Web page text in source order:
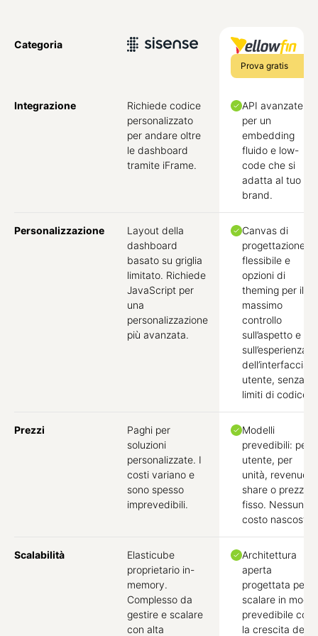
Categoria
Prova gratis
Integrazione
Richiede codice
personalizzato
per andare oltre
le dashboard
tramite iFrame.
API avanzate
per un
embedding
fluido e low-
code che si
adatta al tuo
brand.
Personalizzazione
Layout della
dashboard
basato su griglia
limitato. Richiede
JavaScript per
una
personalizzazione
più avanzata.
Canvas di
progettazione
flessibile e
opzioni di
theming per il
massimo
controllo
sull’aspetto e
sull’esperienza
dell’interfaccia
utente, senza
limiti di codice.
Prezzi
Paghi per
soluzioni
personalizzate. I
costi variano e
sono spesso
imprevedibili.
Modelli
prevedibili: per
utente, per
unità, revenue
share o prezzo
fisso. Nessun
costo nascosto.
Scalabilità
Elasticube
proprietario in-
memory.
Complesso da
gestire e scalare
con alta
Architettura
aperta
progettata per
scalare in modo
prevedibile con
la crescita del